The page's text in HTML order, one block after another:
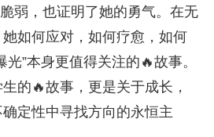
弱，也证明了她的勇气。在无
如何应对，如何疗愈，如何
”本身更值得关注的🔥故事。
的🔥故事，更是关于成长，
定性中寻找方向的永恒主